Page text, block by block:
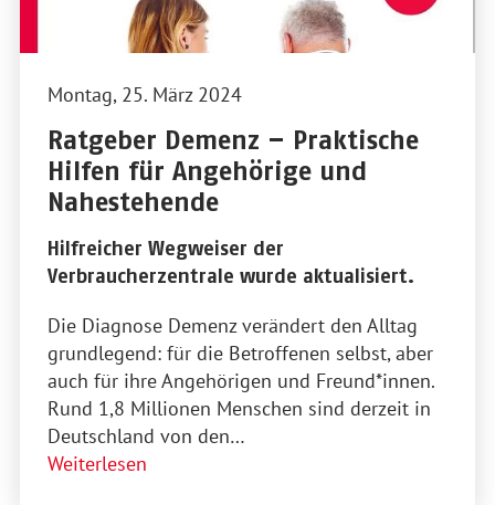
Montag, 25. März 2024
Ratgeber Demenz – Praktische
Hilfen für Angehörige und
Nahestehende
Hilfreicher Wegweiser der
Verbraucherzentrale wurde aktualisiert.
Die Diagnose Demenz verändert den Alltag
grundlegend: für die Betroffenen selbst, aber
auch für ihre Angehörigen und Freund*innen.
Rund 1,8 Millionen Menschen sind derzeit in
Deutschland von den…
Weiterlesen